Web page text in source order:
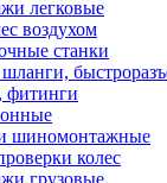
легковые
воздухом
станки
фитинги
шиномонтажные
колес
грузовые